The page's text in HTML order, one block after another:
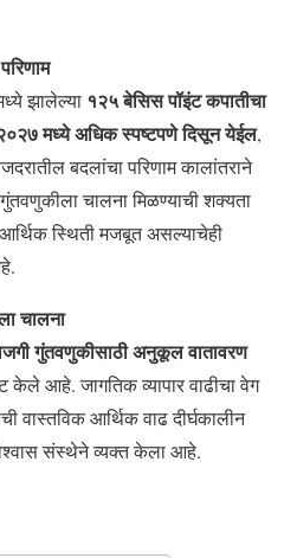
झालेल्या १२५ बेसिस पॉइंट कपातीचा
मध्ये अधिक स्पष्टपणे दिसून येईल,
बदलांचा परिणाम कालांतराने
चालना मिळण्याची शक्यता
स्थिती मजबूत असल्याचेही
चालना
गुंतवणुकीसाठी अनुकूल वातावरण
आहे. जागतिक व्यापार वाढीचा वेग
वास्तविक आर्थिक वाढ दीर्घकालीन
संस्थेने व्यक्त केला आहे.